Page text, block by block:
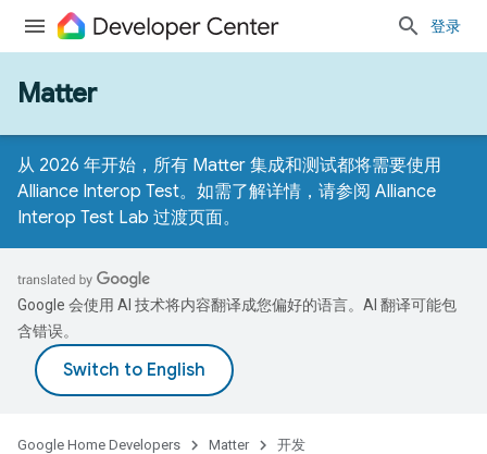
登录
Matter
从 2026 年开始，所有 Matter 集成和测试都将需要使用
Alliance Interop Test。如需了解详情，请参阅 Alliance
Interop Test Lab 过渡页面。
Google 会使用 AI 技术将内容翻译成您偏好的语言。AI 翻译可能包
含错误。
Google Home Developers Matter 开发